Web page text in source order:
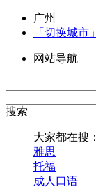
广州
「切换城市」
网站导航
搜索
大家都在搜：
雅思
托福
成人口语